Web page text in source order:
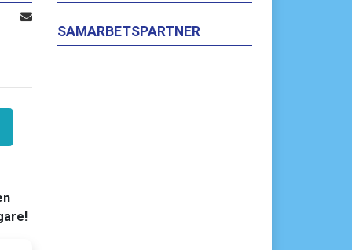
SAMARBETSPARTNER